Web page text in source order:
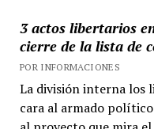
3 actos libertarios
cierre de la lista de
POR INFORMACIONES
La división interna los
cara al armado